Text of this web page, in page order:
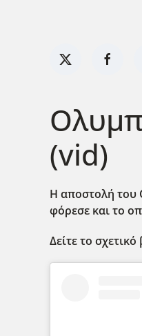
(vid)
Η αποστολή του
φόρεσε και το
Δείτε το σχετικό